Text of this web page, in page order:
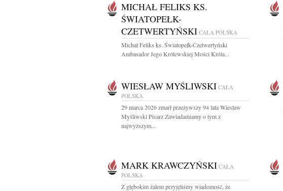
MICHAŁ FELIKS KS.
ŚWIATOPEŁK-
CZETWERTYŃSKI CAŁA POLSKA
Michał Feliks ks. Światopełk-Czetwertyński
Ambasador Jego Królewskiej Mości Króla...
WIESŁAW MYŚLIWSKI CAŁA
POLSKA
29 marca 2026 zmarł przeżywszy 94 lata Wiesław
Myśliwski Pisarz Zawiadamiamy o tym z
najwyższym...
MARK KRAWCZYŃSKI CAŁA
POLSKA
Z głębokim żalem przyjęliśmy wiadomość, że